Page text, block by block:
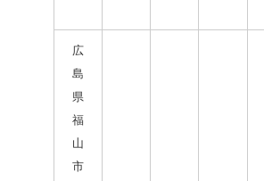
広
島
県
福
山
市